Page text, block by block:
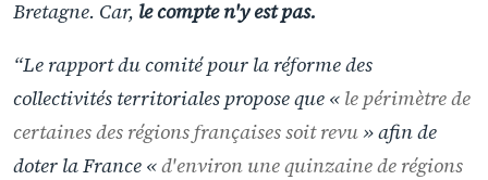
Bretagne. Car, le compte n'y est pas.
“Le rapport du comité pour la réforme des
collectivités territoriales propose que « le périmètre de
certaines des régions françaises soit revu» afin de
doter la France «d'environ une quinzaine de régions